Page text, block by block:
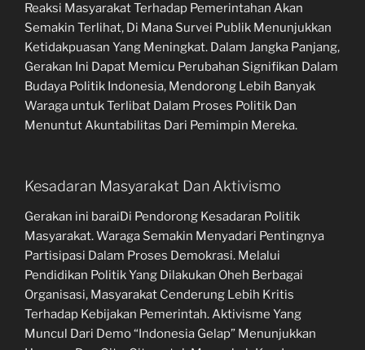
Reaksi Masyarakat Terhadap Pemerintahan Akan
Semakin Terlihat, Di Mana Survei Publik Menunjukkan
Ketidakpuasan Yang Meningkat. Dalam Jangka Panjang,
Gerakan Ini Dapat Memicu Perubahan Signifikan Dalam
Budaya Politik Indonesia, Mendorong Lebih Banyak
Waraga untuk Terlibat Dalam Proses Politik Dan
Menuntut Akuntabilitas Dari Pemimpin Mereka.
Kesadaran Masyarakat Dan Aktivismo
Gerakan ini baraiDi Pendorong Kesadaran Politik
Masyarakat. Waraga Semakin Menyadari Pentingnya
Partisipasi Dalam Proses Demokrasi. Melalui
Pendidikan Politik Yang Dilakukan Oheh Berbagai
Organisasi, Masyarakat Cenderung Lebih Kritis
Terhadap Kebijakan Pemerintah. Aktivisme Yang
Muncul Dari Demo “Indonesia Gelap” Menunjukkan